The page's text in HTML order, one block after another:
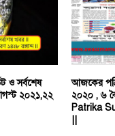
ও সর্বশেষ
২০২১,২২
আজকের
২০২০ , ৬
Patrika